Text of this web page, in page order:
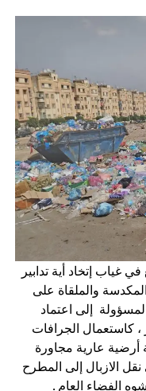
إتخاد أية تدابير
والملقاة على
إلى اعتماد
، كاستعمال الجرافات
عارية مجاورة
الازبال إلى المطرح
الفضاء العام .